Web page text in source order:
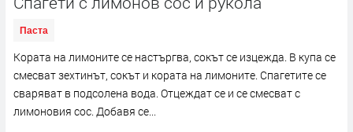
Паста
Кората на лимоните се настъргва, сокът се изцежда. В купа се
смесват зехтинът, сокът и кората на лимоните. Спагетите се
сваряват в подсолена вода. Отцеждат се и се смесват с
лимоновия сос. Добавя се...